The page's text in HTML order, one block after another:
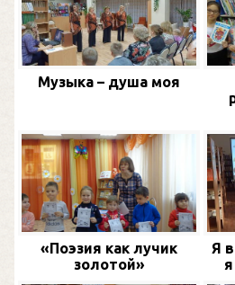
Музыка – душа моя
«Поэзия как лучик
золотой»
Я